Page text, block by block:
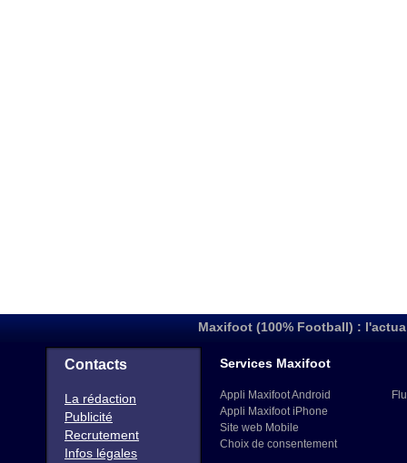
Maxifoot (100% Football) :
Contacts
La rédaction
Publicité
Recrutement
Infos légales
Services Maxifoot
Appli Maxifoot Android
Appli Maxifoot iPhone
Site web Mobile
Choix de consentement